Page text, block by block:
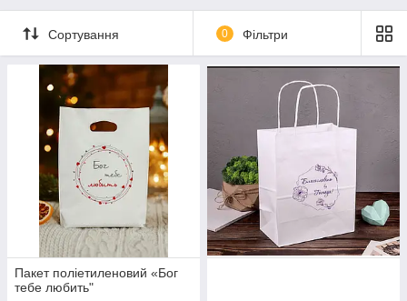
Сортування 0 Фільтри
Пакет поліетиленовий «Бог
тебе любить"